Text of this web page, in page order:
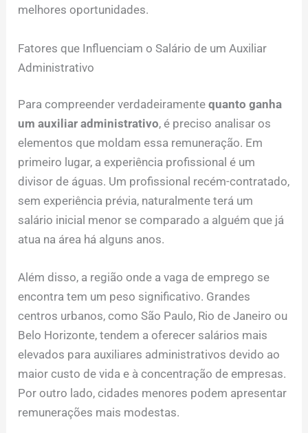
melhores oportunidades.
Fatores que Influenciam o Salário de um Auxiliar
Administrativo
Para compreender verdadeiramentequanto ganha
um auxiliar administrativo, é preciso analisar os
elementos que moldam essa remuneração. Em
primeiro lugar, a experiência profissional é um
divisor de águas. Um profissional recém-contratado,
sem experiência prévia, naturalmente terá um
salário inicial menor se comparado a alguém que já
atua na área há alguns anos.
Além disso, a região onde a vaga de emprego se
encontra tem um peso significativo. Grandes
centros urbanos, como São Paulo, Rio de Janeiro ou
Belo Horizonte, tendem a oferecer salários mais
elevados para auxiliares administrativos devido ao
maior custo de vida e à concentração de empresas.
Por outro lado, cidades menores podem apresentar
remunerações mais modestas.